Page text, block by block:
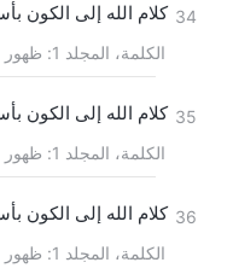
34 كلام الله إلى الكون
الكلمة، المجلد 1: ظهور الله وعمله (مختارات)
35 كلام الله إلى الكون
الكلمة، المجلد 1: ظهور الله وعمله (مختارات)
36 كلام الله إلى الكون
الكلمة، المجلد 1: ظهور الله وعمله (مختارات)